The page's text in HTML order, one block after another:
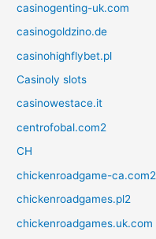
casinogenting-uk.com
casinogoldzino.de
casinohighflybet.pl
Casinoly slots
casinowestace.it
centrofobal.com2
CH
chickenroadgame-ca.com2
chickenroadgames.pl2
chickenroadgames.uk.com